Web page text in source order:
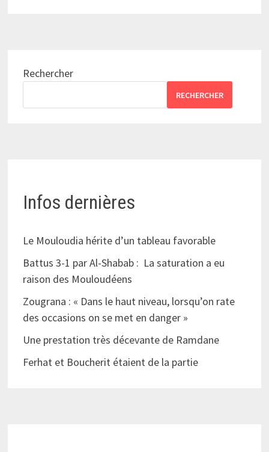
Rechercher
RECHERCHER
Infos dernières
Le Mouloudia hérite d’un tableau favorable
Battus 3-1 par Al-Shabab : La saturation a eu
raison des Mouloudéens
Zougrana : « Dans le haut niveau, lorsqu’on rate
des occasions on se met en danger »
Une prestation très décevante de Ramdane
Ferhat et Boucherit étaient de la partie